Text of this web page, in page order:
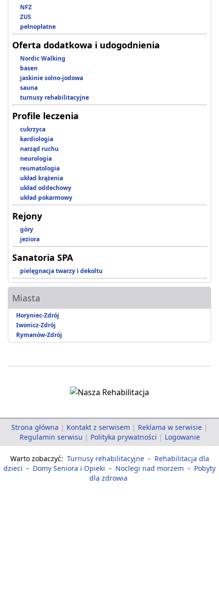
NFZ
ZUS
pełnopłatne
Oferta dodatkowa i udogodnienia
Nordic Walking
basen
jaskinie solno-jodowa
sauna
turnusy rehabilitacyjne
Profile leczenia
cukrzyca
kardiologia
narząd ruchu
neurologia
reumatologia
układ krążenia
układ oddechowy
układ pokarmowy
Rejony
góry
jeziora
Sanatoria SPA
pielęgnacja twarzy i dekoltu
Miasta
Horyniec-Zdrój
Iwonicz-Zdrój
Rymanów-Zdrój
Strona główna | Kontakt z serwisem | Reklama w serwisie |
Regulamin serwisu | Polityka prywatności | Logowanie
Warto zobaczyć: Turnusy rehabilitacyjne - Rehabilitacja dla
dzieci - Domy Seniora i Opieki - Noclegi nad morzem - Pobyty
dla zdrowia